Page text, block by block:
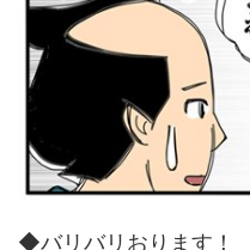
◆バリバリおります！